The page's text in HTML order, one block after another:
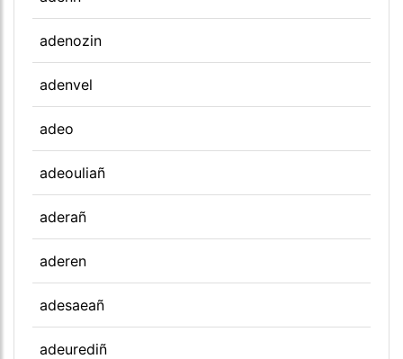
adenozin
adenvel
adeo
adeouliañ
aderañ
aderen
adesaeañ
adeurediñ